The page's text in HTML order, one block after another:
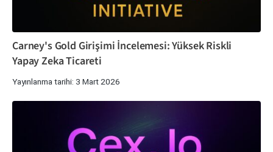
Carney's Gold Girişimi İncelemesi: Yüksek Riskli
Yapay Zeka Ticareti
Yayınlanma tarihi: 3 Mart 2026